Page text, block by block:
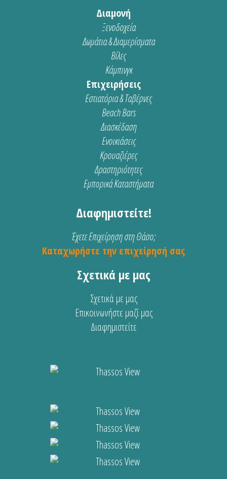
Διαμονή
Ξενοδοχεία
Δωμάτια & Διαμερίσματα
Βίλες
Κάμπινγκ
Επιχειρήσεις
Εστιατόρια & Ταβέρνες
Beach Bars
Διασκέδαση
Ενοικιάσεις
Κρουαζιέρες
Δραστηριότητες
Εμπορικά Καταστήματα
Διαφημιστείτε!
Έχετε Επιχείρηση στη Θάσο;
Καταχωρήστε την επιχείρησή σας
Σχετικά με μας
Σχετικά με μας
Επικοινωνήστε μαζί μας
Διαφημιστείτε